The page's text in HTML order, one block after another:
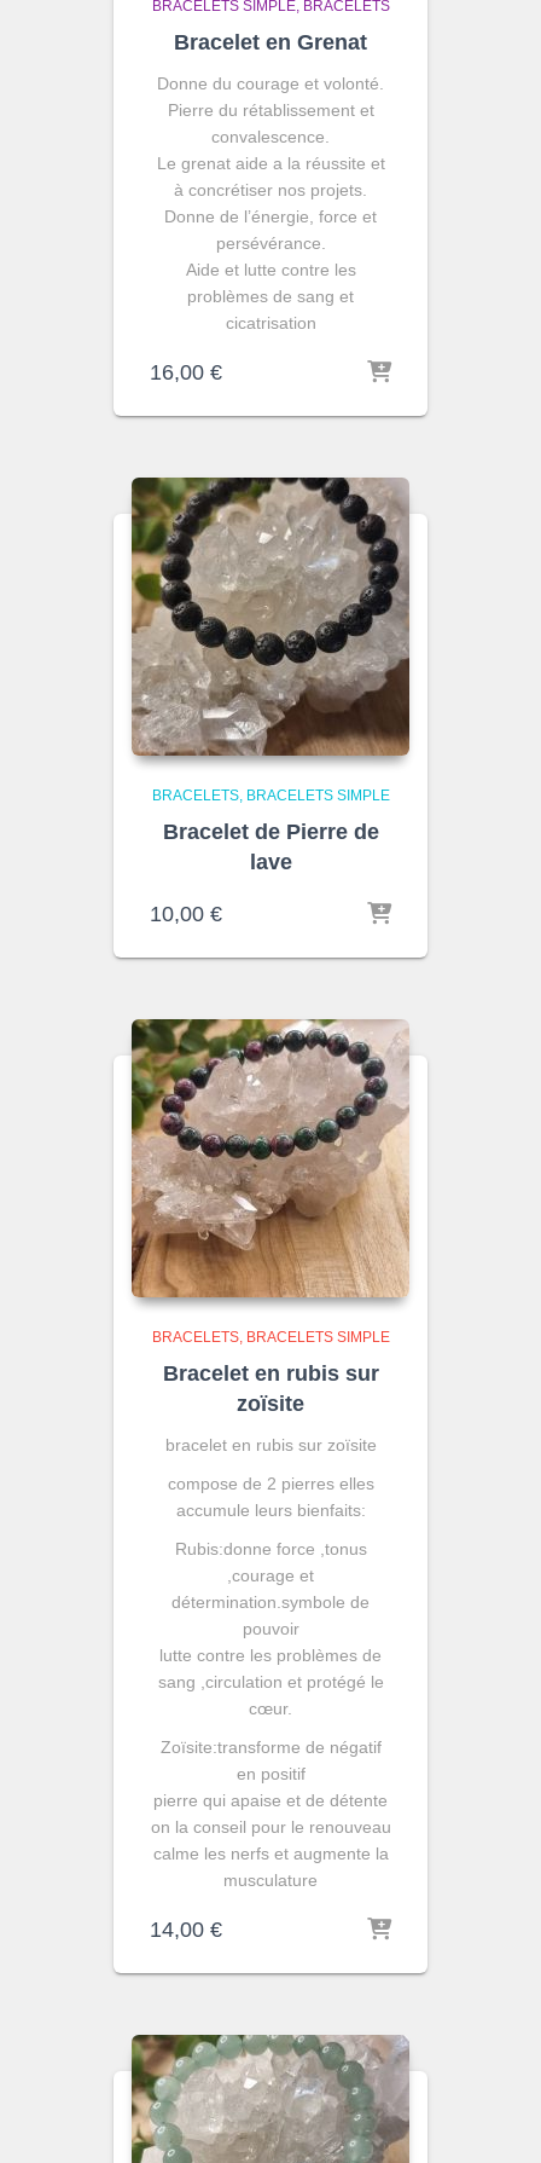
BRACELETS SIMPLE BRACELETS
Bracelet en Grenat
Donne du courage et volonté.
Pierre du rétablissement et
convalescence.
Le grenat aide a la réussite et
à concrétiser nos projets.
Donne de l’énergie, force et
persévérance.
Aide et lutte contre les
problèmes de sang et
cicatrisation
16,00 €
BRACELETS BRACELETS SIMPLE
Bracelet de Pierre de
lave
10,00 €
BRACELETS BRACELETS SIMPLE
Bracelet en rubis sur
zoïsite
bracelet en rubis sur zoïsite
compose de 2 pierres elles
accumule leurs bienfaits:
Rubis:donne force ,tonus
,courage et
détermination.symbole de
pouvoir
lutte contre les problèmes de
sang ,circulation et protégé le
cœur.
Zoïsite:transforme de négatif
en positif
pierre qui apaise et de détente
on la conseil pour le renouveau
calme les nerfs et augmente la
musculature
14,00 €